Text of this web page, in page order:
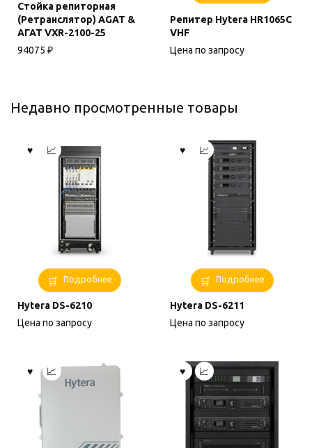
Стойка репиторная
(Ретранслятор) AGAT &
АГАТ VXR-2100-25
94075 ₽
Репитер Hytera HR1065С
VHF
Цена по запросу
Недавно просмотренные товары
Подробнее
Hytera DS-6210
Цена по запросу
Подробнее
Hytera DS-6211
Цена по запросу